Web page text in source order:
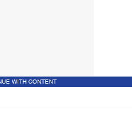
WITH CONTENT